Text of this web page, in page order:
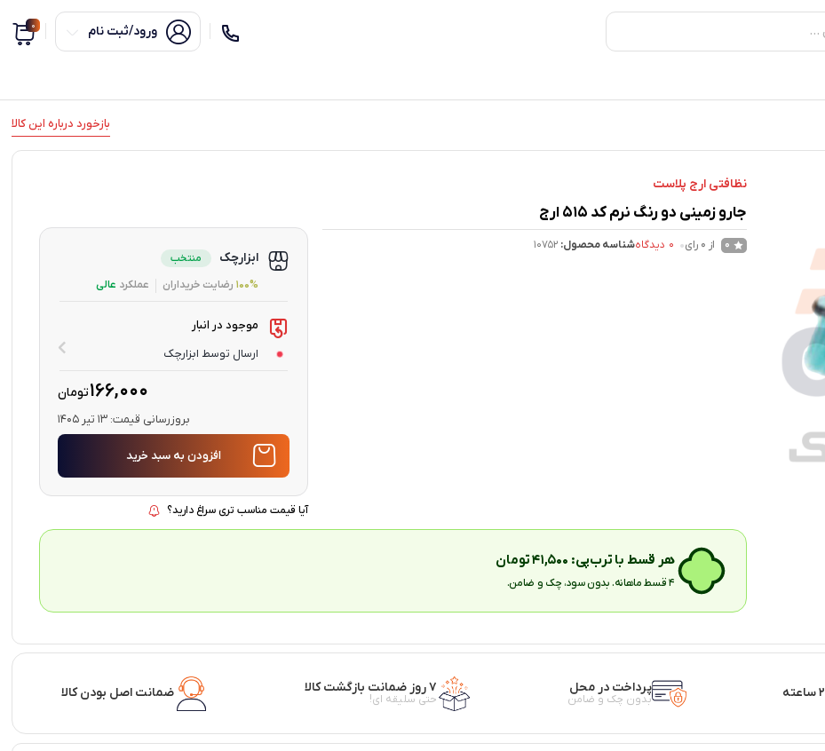
ورود/ثبت نام 0
بازخورد درباره این کالا
نظافتی ارج پلاست
جارو زمینی دو رنگ نرم کد 515 ارج
0 از 0 رای 0 دیدگاهشناسه محصول: 10752
ابزارچک
منتخب
100% رضایت خریداران عملکرد عالی
موجود در انبار
ارسال توسط ابزارچک
۱۶۶,۰۰۰تومان
بروزرسانی قیمت: 13 تیر 1405
افزودن به سبد خرید
آیا قیمت مناسب تری سراغ دارید؟
هر قسط با ترب‌پی: ۴۱,۵۰۰تومان
۴ قسط ماهانه. بدون سود، چک و ضامن.
پرداخت در محل
بدون چک و ضامن
۷ روز ضمانت بازگشت کالا
حتی سلیقه ای! ضمانت اصل بودن کالا